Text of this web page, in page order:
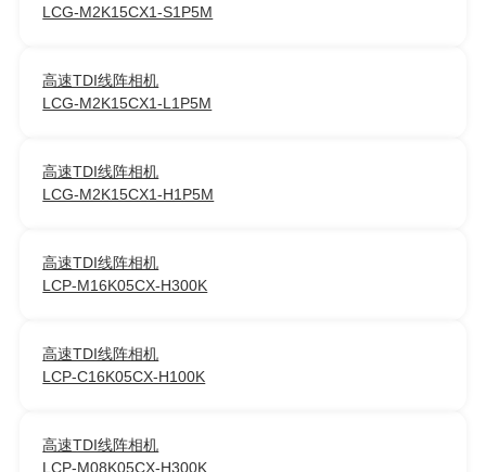
LCG-M2K15CX1-S1P5M
高速TDI线阵相机
LCG-M2K15CX1-L1P5M
高速TDI线阵相机
LCG-M2K15CX1-H1P5M
高速TDI线阵相机
LCP-M16K05CX-H300K
高速TDI线阵相机
LCP-C16K05CX-H100K
高速TDI线阵相机
LCP-M08K05CX-H300K